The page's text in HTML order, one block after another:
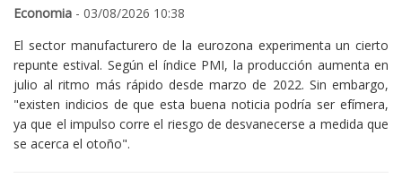
Economia - 03/08/2026 10:38
El sector manufacturero de la eurozona experimenta un cierto
repunte estival. Según el índice PMI, la producción aumenta en
julio al ritmo más rápido desde marzo de 2022. Sin embargo,
"existen indicios de que esta buena noticia podría ser efímera,
ya que el impulso corre el riesgo de desvanecerse a medida que
se acerca el otoño".